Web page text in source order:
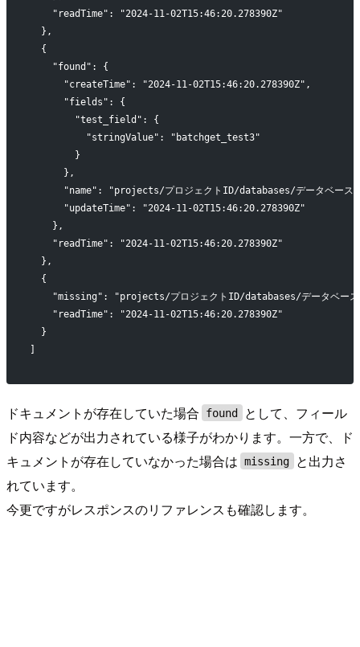
    "readTime": "2024-11-02T15:46:20.278390Z"
  },
  {
    "found": {
      "createTime": "2024-11-02T15:46:20.278390Z",
      "fields": {
        "test_field": {
          "stringValue": "batchget_test3"
        }
      },
"name": "projects/プロジェクトID/databases/データベー
      "updateTime": "2024-11-02T15:46:20.278390Z"
    },
    "readTime": "2024-11-02T15:46:20.278390Z"
  },
  {
"missing": "projects/プロジェクトID/databases/データベー
    "readTime": "2024-11-02T15:46:20.278390Z"
  }
ドキュメントが存在していた場合 found
として、フィール
ド内容などが出力されている様子がわかります。一方で、ド
キュメントが存在していなかった場合は missing
と出力さ
れています。
今更ですがレスポンスのリファレンスも確認します。